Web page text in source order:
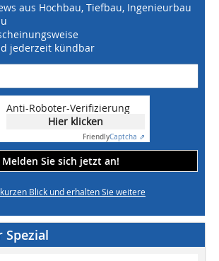
aus Hochbau, Tiefbau, Ingenieurbau
jederzeit kündbar
Anti-Roboter-Verifizierung
Hier klicken
FriendlyCaptcha ⇗
Melden Sie sich jetzt an!
Blick und erhalten Sie weitere
Spezial